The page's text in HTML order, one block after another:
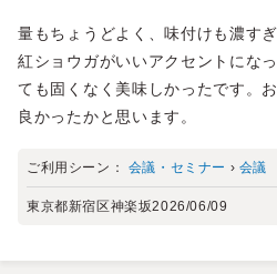
量もちょうどよく、味付けも濃す
紅ショウガがいいアクセントにな
ても固くなく美味しかったです。
良かったかと思います。
ご利用シーン： 会議・セミナー › 会議
東京都新宿区神楽坂2026/06/09